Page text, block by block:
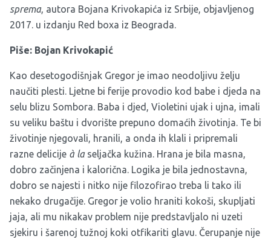
sprema, autora Bojana Krivokapića iz Srbije, objavljenog
2017. u izdanju Red boxa iz Beograda.
Piše: Bojan Krivokapić
Kao desetogodišnjak Gregor je imao neodoljivu želju
naučiti plesti. Ljetne bi ferije provodio kod babe i djeda na
selu blizu Sombora. Baba i djed, Violetini ujak i ujna, imali
su veliku baštu i dvorište prepuno domaćih životinja. Te bi
životinje njegovali, hranili, a onda ih klali i pripremali
razne delicije à laseljačka kužina. Hrana je bila masna,
dobro začinjena i kalorična. Logika je bila jednostavna,
dobro se najesti i nitko nije filozofirao treba li tako ili
nekako drugačije. Gregor je volio hraniti kokoši, skupljati
jaja, ali mu nikakav problem nije predstavljalo ni uzeti
sjekiru i šarenoj tužnoj koki otfikariti glavu. Čerupanje nije